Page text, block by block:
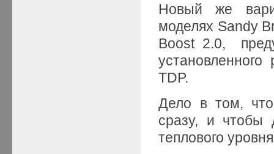
Новый же
моделях Sandy
Boost 2.0,
TDP.
Дело в том, что
сразу, и чтобы
теплового